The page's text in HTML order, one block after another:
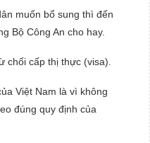
muốn bổ sung thì đến
Bộ Công An cho hay.
chối cấp thị thực (visa).
Việt Nam là vì không
đúng quy định của